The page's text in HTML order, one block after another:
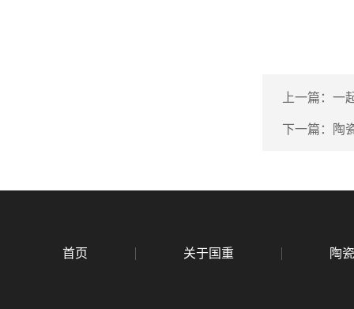
上一篇： 一
下一篇： 陶
首页 关于国重 陶